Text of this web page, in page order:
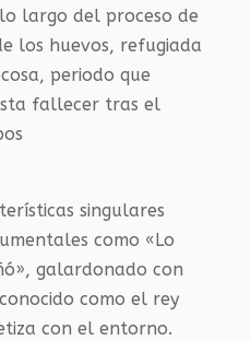
largo del proceso de
los huevos, refugiada
periodo que
fallecer tras el
singulares
como «Lo
galardonado con
como el rey
con el entorno.